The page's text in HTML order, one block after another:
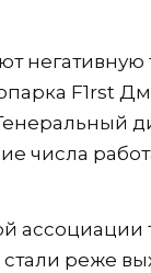
F1rst
числа
ассоциации
реже